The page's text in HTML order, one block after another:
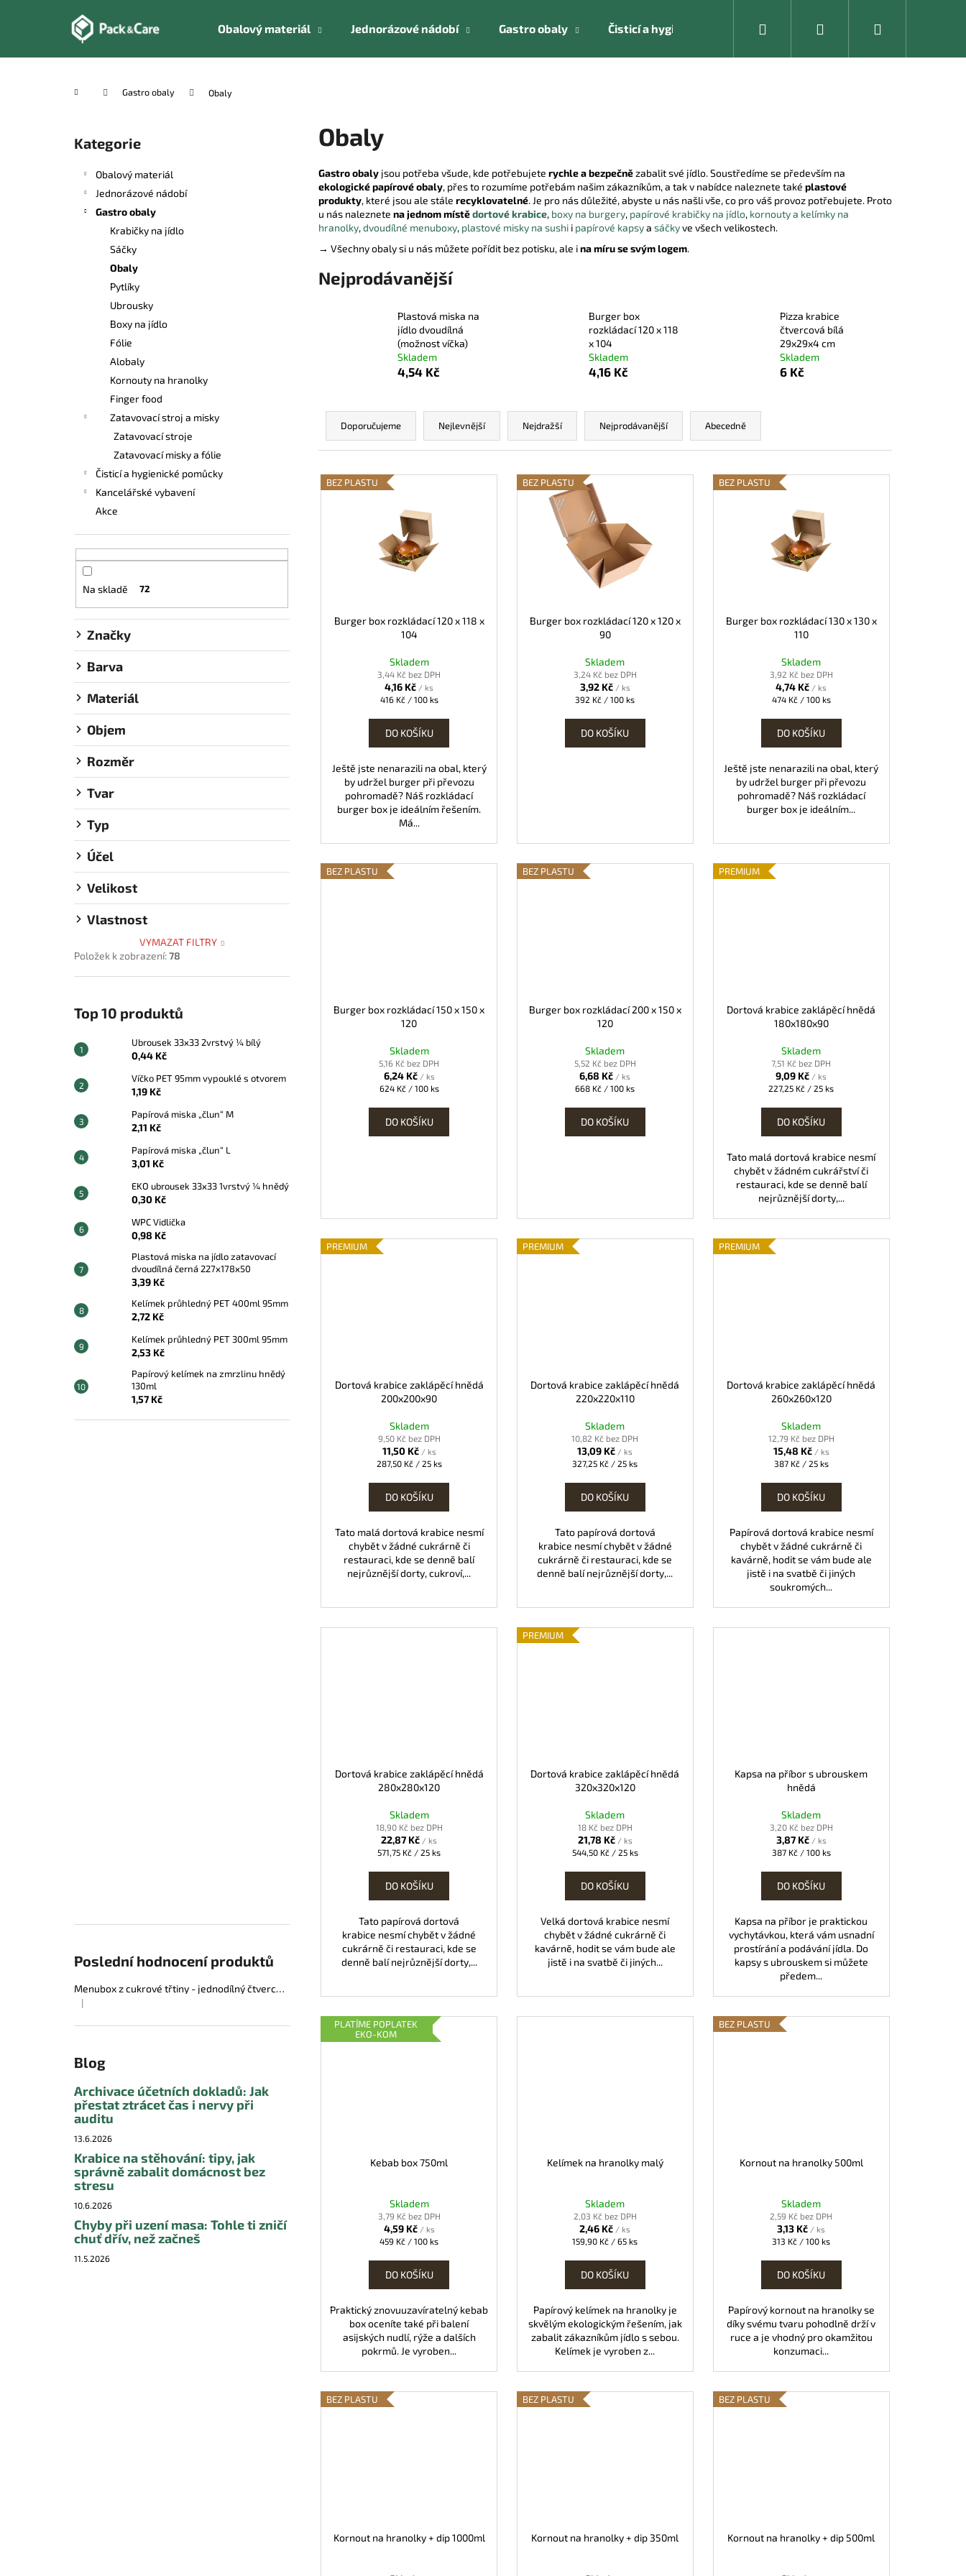
Obalový materiál Jednorázové nádobí Gastro obaly Čisticí a hygienické pomůcky Kancelářské vybavení
Přihlášení
Domů Gastro obaly Obaly
Přeskočit
kategorie
Kategorie
Obalový materiál
Jednorázové nádobí
Gastro obaly
Krabičky na jídlo
Sáčky
Obaly
Pytlíky
Ubrousky
Boxy na jídlo
Fólie
Alobaly
Kornouty na hranolky
Finger food
Zatavovací stroj a misky
Zatavovací stroje
Zatavovací misky a fólie
Čisticí a hygienické pomůcky
Kancelářské vybavení
Akce
Na skladě 72
Značky
Barva
Materiál
Objem
Rozměr
Tvar
Typ
Účel
Velikost
Vlastnost
VYMAZAT FILTRY
Položek k zobrazení:78
Top 10 produktů
Ubrousek 33x33 2vrstvý ¼ bílý
0,44 Kč
Víčko PET 95mm vypouklé s otvorem
1,19 Kč
Papírová miska „člun“ M
2,11 Kč
Papírová miska „člun“ L
3,01 Kč
EKO ubrousek 33x33 1vrstvý ¼ hnědý
0,30 Kč
WPC Vidlička
0,98 Kč
Plastová miska na jídlo zatavovací
dvoudílná černá 227x178x50
3,39 Kč
Kelímek průhledný PET 400ml 95mm
2,72 Kč
Kelímek průhledný PET 300ml 95mm
2,53 Kč
Papírový kelímek na zmrzlinu hnědý
130ml
1,57 Kč
Poslední hodnocení produktů
Menubox z cukrové třtiny - jednodílný čtvercový
Hodnocení produktu je 5 z 5 hvězdiček.
|
Blog
Archivace účetních dokladů: Jak
přestat ztrácet čas i nervy při
auditu
13.6.2026
Krabice na stěhování: tipy, jak
správně zabalit domácnost bez
stresu
10.6.2026
Chyby při uzení masa: Tohle ti zničí
chuť dřív, než začneš
11.5.2026
Obaly
Gastro obaly jsou potřeba všude, kde potřebujete rychle a bezpečnězabalit své jídlo. Soustředíme se především na
ekologické papírové obaly, přes to rozumíme potřebám našim zákazníkům, a tak v nabídce naleznete také plastové
produkty, které jsou ale stále recyklovatelné. Je pro nás důležité, abyste u nás našli vše, co pro váš provoz potřebujete. Proto
u nás naleznete na jednom místědortové krabice, boxy na burgery, papírové krabičky na jídlo, kornouty a kelímky na
hranolky,dvoudílné menuboxy, plastové misky na sushi i papírové kapsya sáčkyve všech velikostech.
→ Všechny obaly si u nás můžete pořídit bez potisku, ale ina míru se svým logem.
Nejprodávanější
Plastová miska na
jídlo dvoudílná
(možnost víčka)
Skladem
4,54 Kč
Burger box
rozkládací 120 x 118
x 104
Skladem
4,16 Kč
Pizza krabice
čtvercová bílá
29x29x4 cm
Skladem
6 Kč
Ř
z
n
Doporučujeme Nejlevnější Nejdražší Nejprodávanější Abecedně
V
ýBEZ PLASTU
Burger box rozkládací 120 x 118 x
104
Skladem
3,44 Kč bez DPH
4,16 Kč / ks
Měrná
416 Kč / 100 ks
DO KOŠÍKU
Ještě jste nenarazili na obal, který
by udržel burger při převozu
pohromadě? Náš rozkládací
burger box je ideálním řešením.
Má...
BEZ PLASTU
Burger box rozkládací 120 x 120 x
90
Skladem
3,24 Kč bez DPH
3,92 Kč / ks
Měrná
392 Kč / 100 ks
DO KOŠÍKU
BEZ PLASTU
Burger box rozkládací 130 x 130 x
110
Skladem
3,92 Kč bez DPH
4,74 Kč / ks
Měrná
474 Kč / 100 ks
DO KOŠÍKU
Ještě jste nenarazili na obal, který
by udržel burger při převozu
pohromadě? Náš rozkládací
burger box je ideálním...
BEZ PLASTU
Burger box rozkládací 150 x 150 x
120
Skladem
5,16 Kč bez DPH
6,24 Kč / ks
Měrná
624 Kč / 100 ks
DO KOŠÍKU
BEZ PLASTU
Burger box rozkládací 200 x 150 x
120
Skladem
5,52 Kč bez DPH
6,68 Kč / ks
Měrná
668 Kč / 100 ks
DO KOŠÍKU
PREMIUM
Dortová krabice zaklápěcí hnědá
180x180x90
Skladem
7,51 Kč bez DPH
9,09 Kč / ks
Měrná
227,25 Kč / 25 ks
DO KOŠÍKU
Tato malá dortová krabice nesmí
chybět v žádném cukrářství či
restauraci, kde se denně balí
nejrůznější dorty,...
PREMIUM
Dortová krabice zaklápěcí hnědá
200x200x90
Skladem
9,50 Kč bez DPH
11,50 Kč / ks
Měrná
287,50 Kč / 25 ks
DO KOŠÍKU
Tato malá dortová krabice nesmí
chybět v žádné cukrárně či
restauraci, kde se denně balí
nejrůznější dorty, cukroví,...
PREMIUM
Dortová krabice zaklápěcí hnědá
220x220x110
Skladem
10,82 Kč bez DPH
13,09 Kč / ks
Měrná
327,25 Kč / 25 ks
DO KOŠÍKU
Tato papírová dortová
krabice nesmí chybět v žádné
cukrárně či restauraci, kde se
denně balí nejrůznější dorty,...
PREMIUM
Dortová krabice zaklápěcí hnědá
260x260x120
Skladem
12,79 Kč bez DPH
15,48 Kč / ks
Měrná
387 Kč / 25 ks
DO KOŠÍKU
Papírová dortová krabice nesmí
chybět v žádné cukrárně či
kavárně, hodit se vám bude ale
jistě i na svatbě či jiných
soukromých...
Dortová krabice zaklápěcí hnědá
280x280x120
Skladem
18,90 Kč bez DPH
22,87 Kč / ks
Měrná
571,75 Kč / 25 ks
DO KOŠÍKU
Tato papírová dortová
krabice nesmí chybět v žádné
cukrárně či restauraci, kde se
denně balí nejrůznější dorty,...
PREMIUM
Dortová krabice zaklápěcí hnědá
320x320x120
Skladem
18 Kč bez DPH
21,78 Kč / ks
Měrná
544,50 Kč / 25 ks
DO KOŠÍKU
Velká dortová krabice nesmí
chybět v žádné cukrárně či
kavárně, hodit se vám bude ale
jistě i na svatbě či jiných...
Kapsa na příbor s ubrouskem
hnědá
Skladem
3,20 Kč bez DPH
3,87 Kč / ks
Měrná
387 Kč / 100 ks
DO KOŠÍKU
Kapsa na příbor je praktickou
vychytávkou, která vám usnadní
prostírání a podávání jídla. Do
kapsy s ubrouskem si můžete
předem...
PLATÍME POPLATEK
EKO-KOM
Kebab box 750ml
Skladem
3,79 Kč bez DPH
4,59 Kč / ks
Měrná
459 Kč / 100 ks
DO KOŠÍKU
Praktický znovuuzavíratelný kebab
box oceníte také při balení
asijských nudlí, rýže a dalších
pokrmů. Je vyroben...
Kelímek na hranolky malý
Skladem
2,03 Kč bez DPH
2,46 Kč / ks
Měrná
159,90 Kč / 65 ks
DO KOŠÍKU
Papírový kelímek na hranolky je
skvělým ekologickým řešením, jak
zabalit zákazníkům jídlo s sebou.
Kelímek je vyroben z...
BEZ PLASTU
Kornout na hranolky 500ml
Skladem
2,59 Kč bez DPH
3,13 Kč / ks
Měrná
313 Kč / 100 ks
DO KOŠÍKU
Papírový kornout na hranolky se
díky svému tvaru pohodlně drží v
ruce a je vhodný pro okamžitou
konzumaci...
BEZ PLASTU
Kornout na hranolky + dip 1000ml
BEZ PLASTU
Kornout na hranolky + dip 350ml
BEZ PLASTU
Kornout na hranolky + dip 500ml
í
Zpět
do
Zpět
do
Doporučujeme
UBROUSEK 33X33 2VRSTVÝ ¼ BÍLÝ
0,44 Kč
VÍČKO PET 95MM VYPOUKLÉ S
PAPÍROVÁ MISKA „ČLUN“ M
2,11 Kč